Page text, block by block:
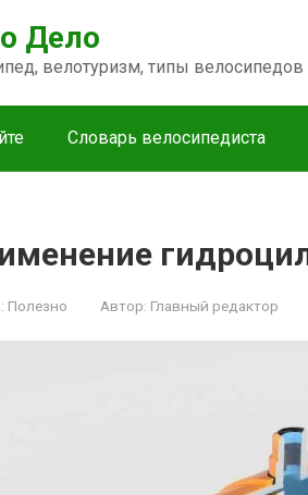
Дело
велотуризм, типы велосипедов
Словарь велосипедиста
Полезно Автор: Главный редактор